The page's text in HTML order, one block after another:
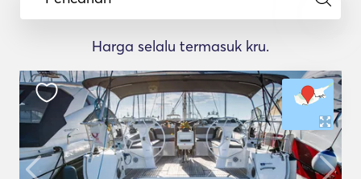
Harga selalu termasuk kru.